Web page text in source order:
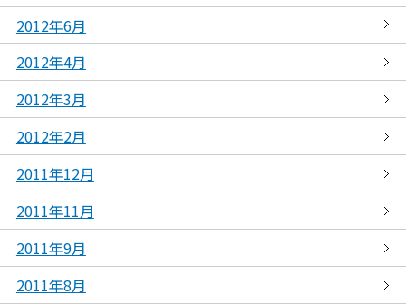
2012年6月
2012年4月
2012年3月
2012年2月
2011年12月
2011年11月
2011年9月
2011年8月